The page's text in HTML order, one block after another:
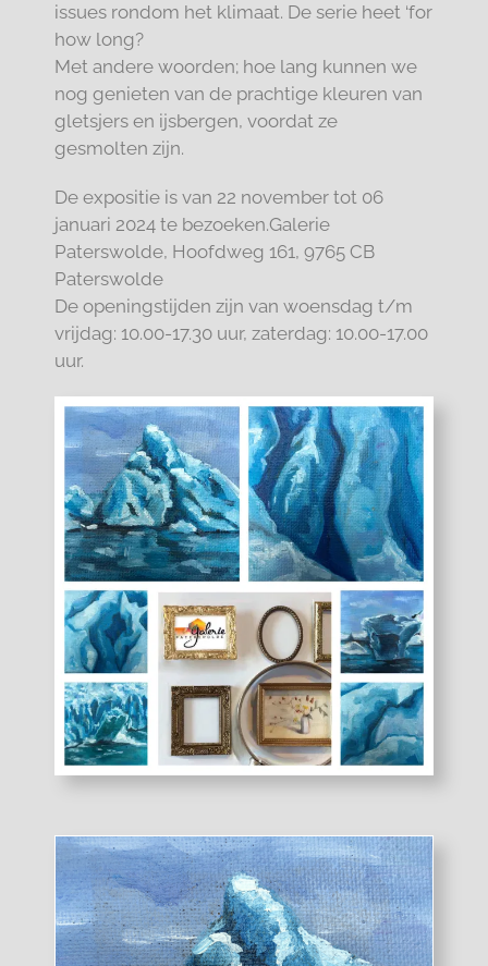
issues rondom het klimaat. De serie heet ‘for
how long?
Met andere woorden; hoe lang kunnen we
nog genieten van de prachtige kleuren van
gletsjers en ijsbergen, voordat ze
gesmolten zijn.
De expositie is van 22 november tot 06
januari 2024 te bezoeken.Galerie
Paterswolde, Hoofdweg 161, 9765 CB
Paterswolde
De openingstijden zijn van woensdag t/m
vrijdag: 10.00-17.30 uur, zaterdag: 10.00-17.00
uur.